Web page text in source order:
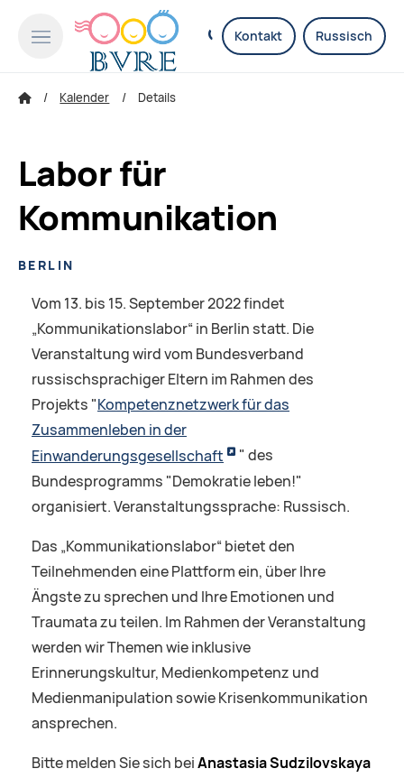
Kontakt Russisch
Kalender Details
Labor für
Kommunikation
BERLIN
Vom 13. bis 15. September 2022 findet
„Kommunikationslabor“ in Berlin statt. Die
Veranstaltung wird vom Bundesverband
russischsprachiger Eltern im Rahmen des
Projekts "Kompetenznetzwerk für das
Zusammenleben in der
Einwanderungsgesellschaft
" des
Bundesprogramms "Demokratie leben!"
organisiert. Veranstaltungssprache: Russisch.
Das „Kommunikationslabor“ bietet den
Teilnehmenden eine Plattform ein, über Ihre
Ängste zu sprechen und Ihre Emotionen und
Traumata zu teilen. Im Rahmen der Veranstaltung
werden wir Themen wie inklusive
Erinnerungskultur, Medienkompetenz und
Medienmanipulation sowie Krisenkommunikation
ansprechen.
Bitte melden Sie sich beiAnastasia Sudzilovskaya